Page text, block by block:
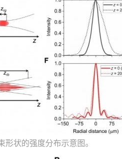
形状的强度分布示意图。